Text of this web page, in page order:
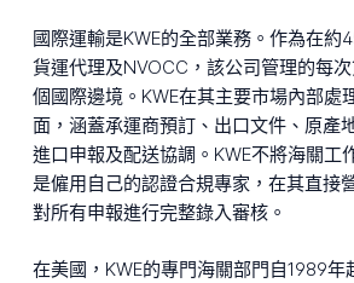
國際運輸是KWE的全部業務。作為在約
貨運代理及NVOCC，該公司管理的每
個國際邊境。KWE在其主要市場內部處
面，涵蓋承運商預訂、出口文件、原產
進口申報及配送協調。KWE不將海關工
是僱用自己的認證合規專家，在其直接
對所有申報進行完整錄入審核。
在美國，KWE的專門海關部門自1989年